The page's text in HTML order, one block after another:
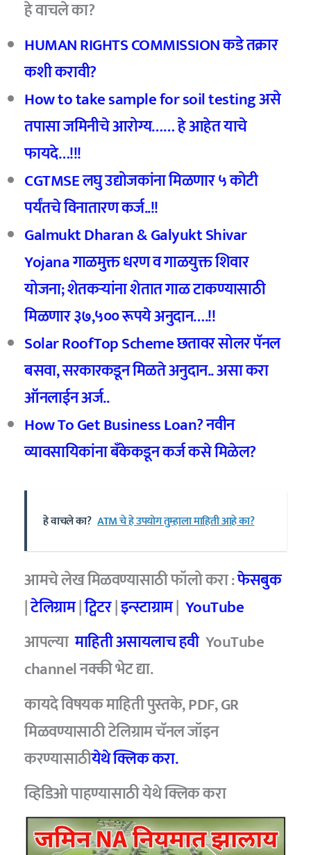
हे वाचले का?
HUMAN RIGHTS COMMISSION कडे तक्रार
कशी करावी?
How to take sample for soil testing असे
तपासा जमिनीचे आरोग्य…… हे आहेत याचे
फायदे…!!!
CGTMSE लघु उद्योजकांना मिळणार ५ कोटी
पर्यंतचे विनातारण कर्ज..!!
Galmukt Dharan & Galyukt Shivar
Yojana गाळमुक्त धरण व गाळयुक्त शिवार
योजना; शेतकऱ्यांना शेतात गाळ टाकण्यासाठी
मिळणार ३७,५०० रूपये अनुदान….!!
Solar RoofTop Scheme छतावर सोलर पॅनल
बसवा, सरकारकडून मिळते अनुदान.. असा करा
ऑनलाईन अर्ज..
How To Get Business Loan? नवीन
व्यावसायिकांना बँकेकडून कर्ज कसे मिळेल?
हे वाचले का? ATM चे हे उपयोग तुम्हाला माहिती आहे का?
आमचे लेख मिळवण्यासाठी फॉलो करा :फेसबुक
|टेलिग्राम|ट्विटर|इन्स्टाग्राम| YouTube
आपल्यामाहिती असायलाच हवीYouTube
channel नक्की भेट द्या.
कायदे विषयक माहिती पुस्तके, PDF, GR
मिळवण्यासाठी टेलिग्राम चॅनल जॉइन
करण्यासाठीयेथे क्लिक करा.
व्हिडिओ पाहण्यासाठीयेथे क्लिक करा